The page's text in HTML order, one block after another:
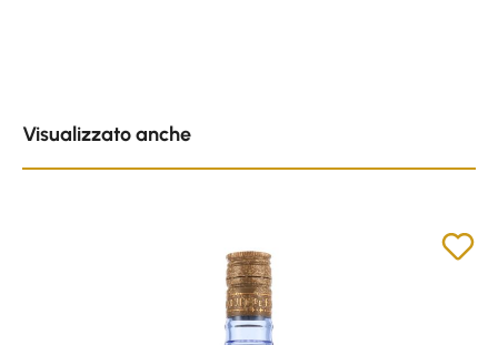
Visualizzato anche